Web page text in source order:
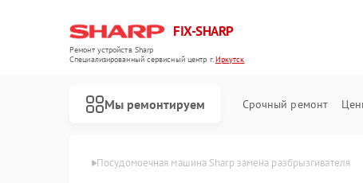
FIX-SHARP
Ремонт устройств Sharp
Специализированный cервисный центр г.Иркутск
Мы ремонтируем Срочный ремонт
Sharp в Иркутске Посудомоечная машина Sharp замена разбрызгивателя